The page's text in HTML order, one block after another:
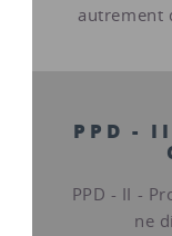
autrement
PPD -
PPD - II -
ne